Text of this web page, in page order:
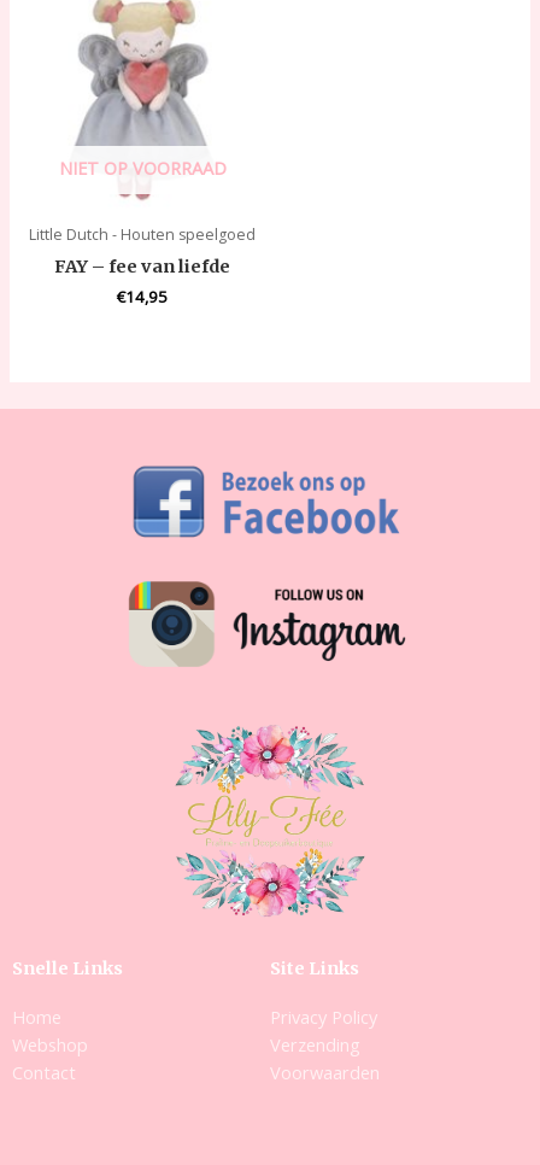
NIET OP VOORRAAD
Little Dutch - Houten speelgoed
FAY – fee van liefde
€14,95
Snelle Links
Home
Webshop
Contact
Site Links
Privacy Policy
Verzending
Voorwaarden